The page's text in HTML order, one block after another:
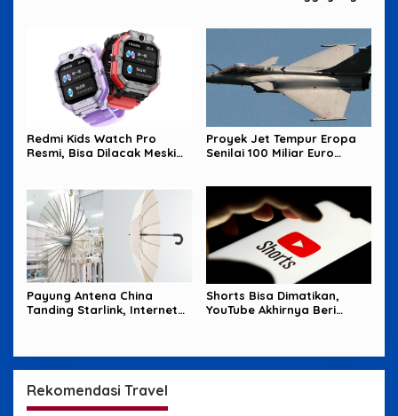
Redmi Kids Watch Pro
Resmi, Bisa Dilacak Meski
Proyek Jet Tempur Eropa
Senilai 100 Miliar Euro
Payung Antena China
Tanding Starlink, Internet
Shorts Bisa Dimatikan,
YouTube Akhirnya Beri
Rekomendasi Travel